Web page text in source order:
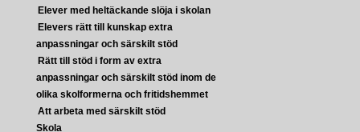
Elever med heltäckande slöja i skolan
Elevers rätt till kunskap extra
anpassningar och särskilt stöd
Rätt till stöd i form av extra
anpassningar och särskilt stöd inom de
olika skolformerna och fritidshemmet
Att arbeta med särskilt stöd
Skola